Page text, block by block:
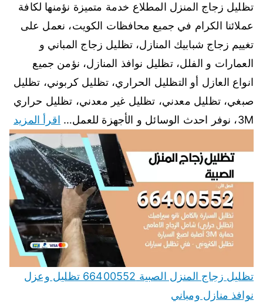
تظليل زجاج المنزل المطلاع خدمة متميزة نؤمنها لكافة
عملائنا الكرام في جميع محافظات الكويت، نعمل على
تغييم زجاج شبابيك المنازل، تظليل زجاج المباني و
العمارات و الفلل، تظليل نوافذ المنازل، نؤمن جميع
انواع العازل أو التظليل الحراري، تظليل كربوني، تظليل
صبغي، تظليل معدني، تظليل غير معدني، تظليل حراري
3M، نوفر احدث الوسائل و الأجهزة للعمل…
اقرأ المزيد
تظليل زجاج المنزل الصبية 66400552 تظليل وعزل
نوافذ منازل ومباني